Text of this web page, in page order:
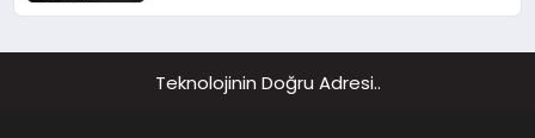
Teknolojinin Doğru Adresi..